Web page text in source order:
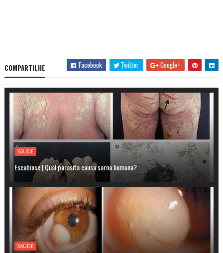
COMPARTILHE Facebook Twitter Google+
SAÚDE
Escabiose | Qual parasita causa sarna humana?
SAÚDE